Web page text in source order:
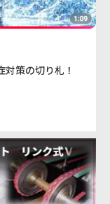
対策の切り札！